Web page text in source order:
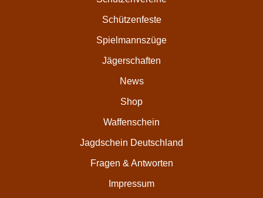
Schützenfeste
Spielmannszüge
Jägerschaften
News
Shop
Waffenschein
Jagdschein Deutschland
Fragen & Antworten
Impressum